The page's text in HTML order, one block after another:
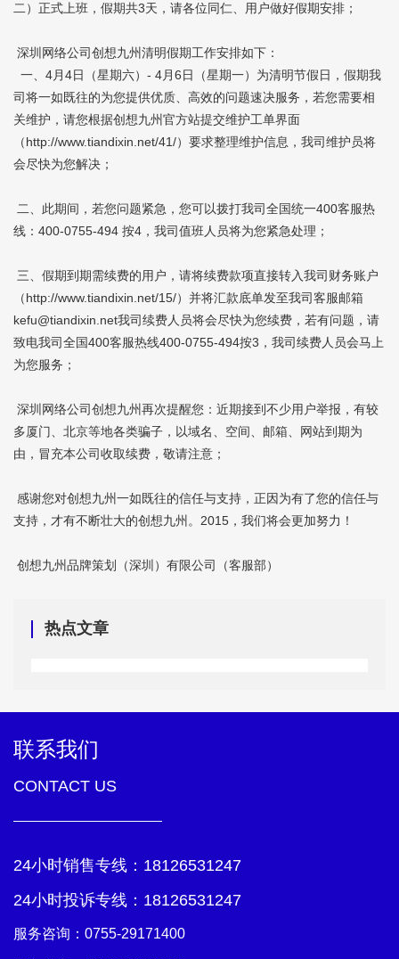
二）正式上班，假期共3天，请各位同仁、用户做好假期安排；
深圳网络公司创想九州清明假期工作安排如下：
一、4月4日（星期六）- 4月6日（星期一）为清明节假日，假期我
司将一如既往的为您提供优质、高效的问题速决服务，若您需要相
关维护，请您根据创想九州官方站提交维护工单界面
（http://www.tiandixin.net/41/）要求整理维护信息，我司维护员将
会尽快为您解决；
二、此期间，若您问题紧急，您可以拨打我司全国统一400客服热
线：400-0755-494 按4，我司值班人员将为您紧急处理；
三、假期到期需续费的用户，请将续费款项直接转入我司财务账户
（http://www.tiandixin.net/15/）并将汇款底单发至我司客服邮箱
kefu@tiandixin.net我司续费人员将会尽快为您续费，若有问题，请
致电我司全国400客服热线400-0755-494按3，我司续费人员会马上
为您服务；
深圳网络公司创想九州再次提醒您：近期接到不少用户举报，有较
多厦门、北京等地各类骗子，以域名、空间、邮箱、网站到期为
由，冒充本公司收取续费，敬请注意；
感谢您对创想九州一如既往的信任与支持，正因为有了您的信任与
支持，才有不断壮大的创想九州。2015，我们将会更加努力！
创想九州品牌策划（深圳）有限公司（客服部）
热点文章
联系我们
CONTACT US
24小时销售专线： 18126531247
24小时投诉专线： 18126531247
服务咨询： 0755-29171400